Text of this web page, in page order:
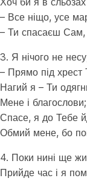
– Все ніщо, усе
– Ти спасаєш Сам,
3. Я нічого не
– Прямо під хрест
Нагий я – Ти
Мене і благослови;
Спасе, я до Тебе
Обмий мене, бо
4. Поки нині ще
Прийде час і я